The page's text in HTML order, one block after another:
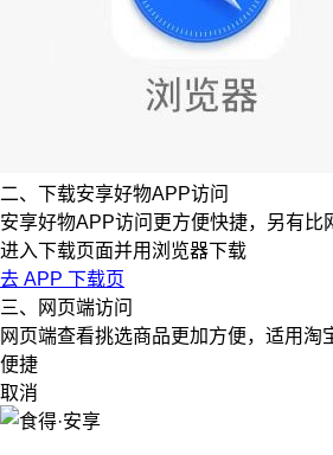
二、下载安享好物APP访问
安享好物APP访问更方便快捷，另有比
进入下载页面并用浏览器下载
去 APP 下载页
三、网页端访问
网页端查看挑选商品更加方便，适用淘
便捷
取消